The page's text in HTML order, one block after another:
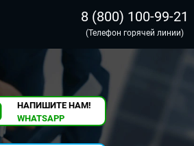
8 (800) 100-99-21
(Телефон горячей линии)
НАПИШИТЕ НАМ!
WHATSAPP